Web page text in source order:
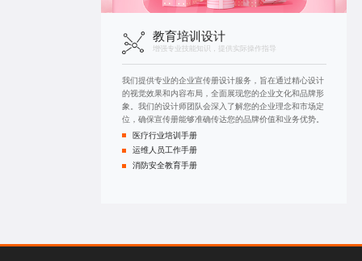
教育培训设计
增强专业技能知识，提供实际操作指导
我们提供专业的企业宣传册设计服务，旨在通过精心设计
的视觉效果和内容布局，全面展现您的企业文化和品牌形
象。我们的设计师团队会深入了解您的企业理念和市场定
位，确保宣传册能够准确传达您的品牌价值和业务优势。
医疗行业培训手册
运维人员工作手册
消防安全教育手册